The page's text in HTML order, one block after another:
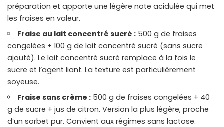
préparation et apporte une légère note acidulée qui met
les fraises en valeur.
Fraise au lait concentré sucré : 500 g de fraises
congelées + 100 g de lait concentré sucré (sans sucre
ajouté). Le lait concentré sucré remplace à la fois le
sucre et l’agent liant. La texture est particulièrement
soyeuse.
Fraise sans crème : 500 g de fraises congelées + 40
g de sucre + jus de citron. Version la plus légère, proche
d’un sorbet pur. Convient aux régimes sans lactose.